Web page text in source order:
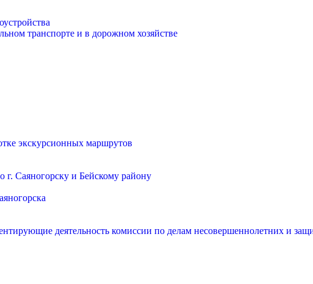
транспорте и в дорожном хозяйстве
экскурсионных маршрутов
Саяногорску и Бейскому району
деятельность комиссии по делам несовершеннолетних и